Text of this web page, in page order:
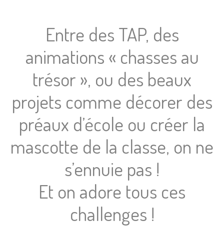
Entre des TAP, des
animations « chasses au
trésor », ou des beaux
projets comme décorer des
préaux d’école ou créer la
mascotte de la classe, on ne
s’ennuie pas !
Et on adore tous ces
challenges !